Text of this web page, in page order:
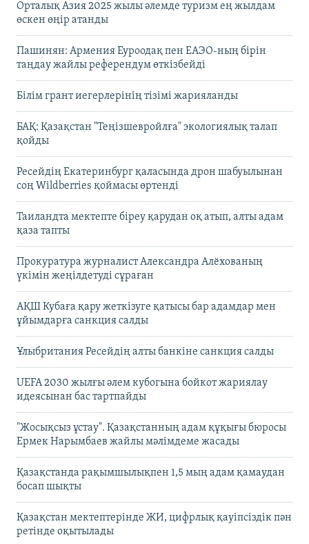
Орталық Азия 2025 жылы әлемде туризм ең жылдам
өскен өңір атанды
Пашинян: Армения Еуроодақ пен ЕАЭО-ның бірін
таңдау жайлы референдум өткізбейді
Білім грант иегерлерінің тізімі жарияланды
БАҚ: Қазақстан "Теңізшевройлға" экологиялық талап
қойды
Ресейдің Екатеринбург қаласында дрон шабуылынан
соң Wildberries қоймасы өртенді
Таиландта мектепте біреу қарудан оқ атып, алты адам
қаза тапты
Прокуратура журналист Александра Алёхованың
үкімін жеңілдетуді сұраған
АҚШ Кубаға қару жеткізуге қатысы бар адамдар мен
ұйымдарға санкция салды
Ұлыбритания Ресейдің алты банкіне санкция салды
UEFA 2030 жылғы әлем кубогына бойкот жариялау
идеясынан бас тартпайды
"Жосықсыз ұстау". Қазақстанның адам құқығы бюросы
Ермек Нарымбаев жайлы мәлімдеме жасады
Қазақстанда рақымшылықпен 1,5 мың адам қамаудан
босап шықты
Қазақстан мектептерінде ЖИ, цифрлық қауіпсіздік пән
ретінде оқытылады